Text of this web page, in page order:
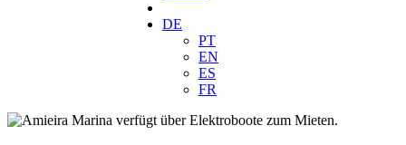
DE
PT
EN
ES
FR